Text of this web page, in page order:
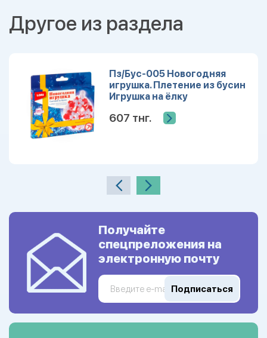
Другое из раздела
Пз/Бус-005 Новогодняя
игрушка. Плетение из бусин
Игрушка на ёлку
607 тнг.
Получайте
спецпреложения на
электронную почту
Подписаться